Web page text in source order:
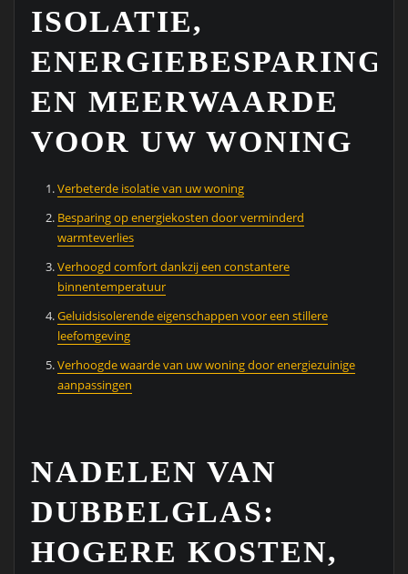
ISOLATIE,
ENERGIEBESPARING
EN MEERWAARDE
VOOR UW WONING
Verbeterde isolatie van uw woning
Besparing op energiekosten door verminderd
warmteverlies
Verhoogd comfort dankzij een constantere
binnentemperatuur
Geluidsisolerende eigenschappen voor een stillere
leefomgeving
Verhoogde waarde van uw woning door energiezuinige
aanpassingen
NADELEN VAN
DUBBELGLAS:
HOGERE KOSTEN,